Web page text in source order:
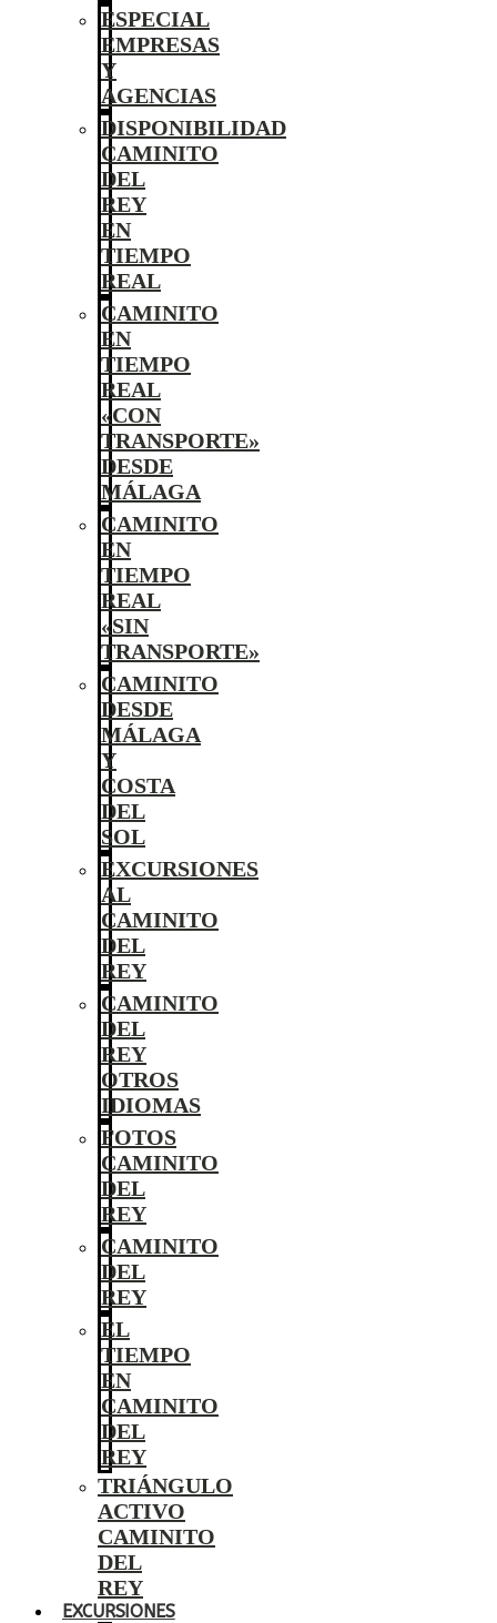
ESPECIAL
EMPRESAS
Y
AGENCIAS
DISPONIBILIDAD
CAMINITO
DEL
REY
EN
TIEMPO
REAL
CAMINITO
EN
TIEMPO
REAL
«CON
TRANSPORTE»
DESDE
MÁLAGA
CAMINITO
EN
TIEMPO
REAL
«SIN
TRANSPORTE»
CAMINITO
DESDE
MÁLAGA
Y
COSTA
DEL
SOL
EXCURSIONES
AL
CAMINITO
DEL
REY
CAMINITO
DEL
REY
OTROS
IDIOMAS
FOTOS
CAMINITO
DEL
REY
CAMINITO
DEL
REY
EL
TIEMPO
EN
CAMINITO
DEL
REY
TRIÁNGULO
ACTIVO
CAMINITO
DEL
REY
EXCURSIONES